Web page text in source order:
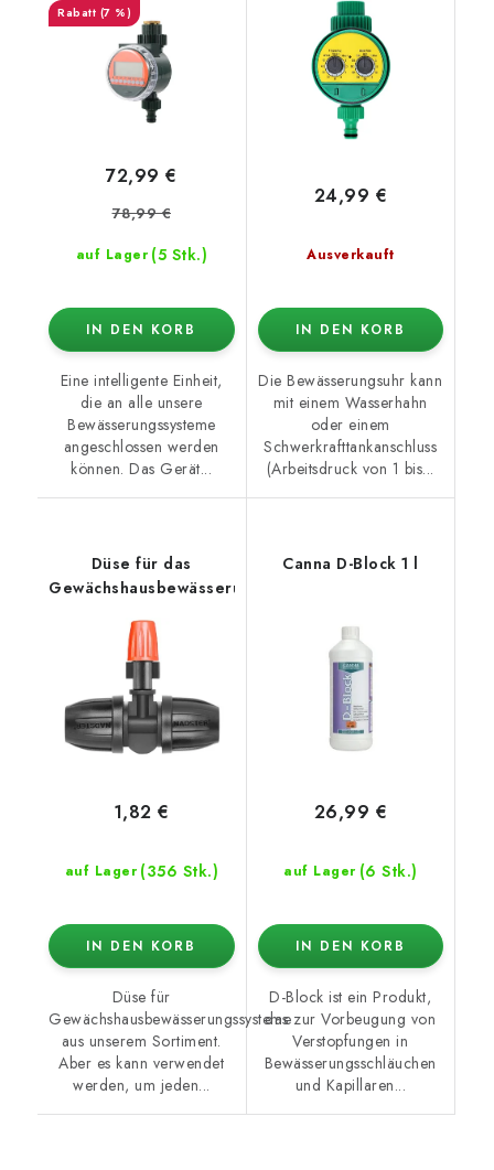
(7 %)
auf Lager (5 Stk.)
72,99 €
78,99 €
IN DEN KORB
Eine intelligente Einheit,
die an alle unsere
Bewässerungssysteme
angeschlossen werden
können. Das Gerät...
Ausverkauft
24,99 €
IN DEN KORB
Die Bewässerungsuhr kann
mit einem Wasserhahn
oder einem
Schwerkrafttankanschluss
(Arbeitsdruck von 1 bis...
Düse für das
Gewächshausbewässerungssystem
auf Lager (356 Stk.)
1,82 €
IN DEN KORB
Düse für
Gewächshausbewässerungssysteme
aus unserem Sortiment.
Aber es kann verwendet
werden, um jeden...
Canna D-Block 1 l
auf Lager (6 Stk.)
26,99 €
IN DEN KORB
D-Block ist ein Produkt,
das zur Vorbeugung von
Verstopfungen in
Bewässerungsschläuchen
und Kapillaren...